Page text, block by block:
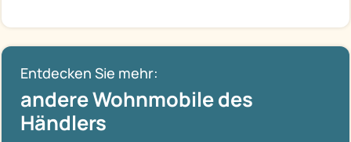
Entdecken Sie mehr:
andere Wohnmobile des
Händlers